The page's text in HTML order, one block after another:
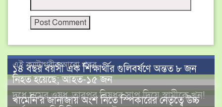
এই ক্যাটাগরীর আরো খবর
১৪ বছর বয়সী এক শিক্ষার্থীর গুলিবর্ষণে অন্তত ৮ জন
নিহত হয়েছে; আহত-১৫ জন
দুধে ঘুমের ওষুধ, তারপর বিষধর সাপ দিয়ে স্বামীকে খুন!
খামেনি’র জানাজায় অংশ নিতে স্পিকারের নেতৃত্বে উচ্চ